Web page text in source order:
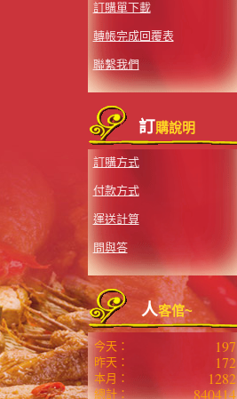
訂購單下載
轉帳完成回覆表
聯繫我們
訂購說明
訂購方式
付款方式
運送計算
問與答
人客倌~
今天： 197
昨天： 172
本月： 1282
總計： 840414